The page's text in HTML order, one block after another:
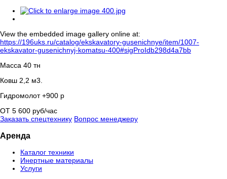
View the embedded image gallery online at:
https://196uks.ru/catalog/ekskavatory-gusenichnye/item/1007-
ekskavator-gusenichnyj-komatsu-400#sigProIdb298d4a7bb
Масса 40 тн
Ковш 2,2 м3.
Гидромолот +900 р
ОТ 5 600 руб/час
Заказать спецтехнику Вопрос менеджеру
Аренда
Каталог техники
Инертные материалы
Услуги